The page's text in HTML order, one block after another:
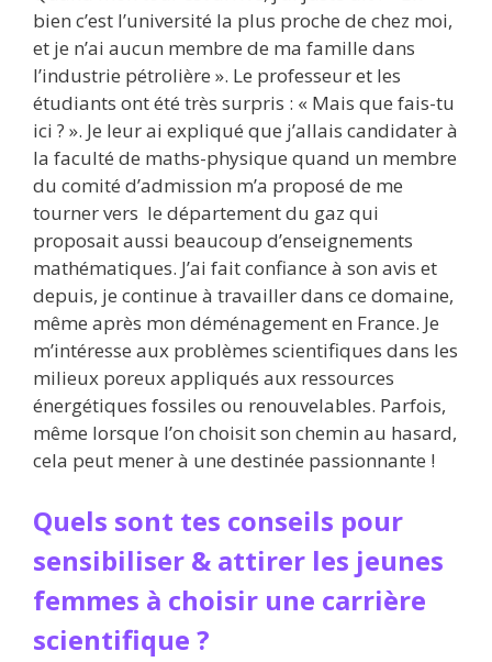
bien c’est l’université la plus proche de chez moi,
et je n’ai aucun membre de ma famille dans
l’industrie pétrolière ». Le professeur et les
étudiants ont été très surpris : « Mais que fais-tu
ici ? ». Je leur ai expliqué que j’allais candidater à
la faculté de maths-physique quand un membre
du comité d’admission m’a proposé de me
tourner vers le département du gaz qui
proposait aussi beaucoup d’enseignements
mathématiques. J’ai fait confiance à son avis et
depuis, je continue à travailler dans ce domaine,
même après mon déménagement en France. Je
m’intéresse aux problèmes scientifiques dans les
milieux poreux appliqués aux ressources
énergétiques fossiles ou renouvelables. Parfois,
même lorsque l’on choisit son chemin au hasard,
cela peut mener à une destinée passionnante !
Quels sont tes conseils pour
sensibiliser & attirer les jeunes
femmes à choisir une carrière
scientifique ?